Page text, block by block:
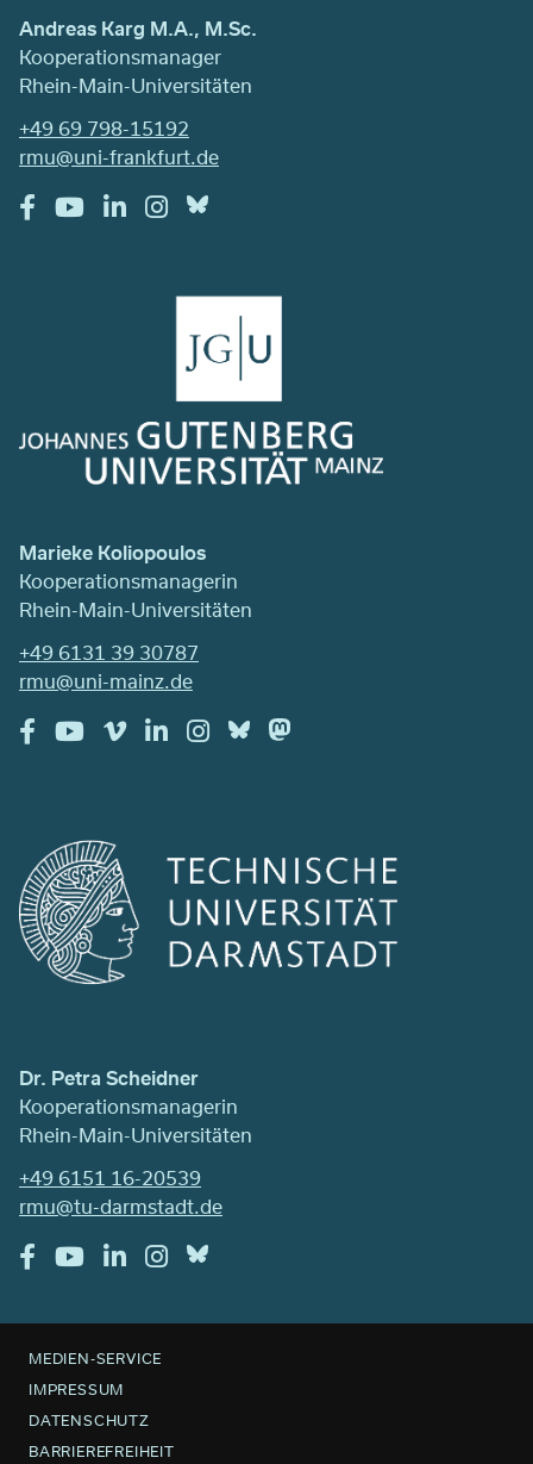
Andreas Karg M.A., M.Sc.
Kooperationsmanager
Rhein-Main-Universitäten
+49 69 798-15192
rmu@uni-frankfurt.de
Marieke Koliopoulos
Kooperationsmanagerin
Rhein-Main-Universitäten
+49 6131 39 30787
rmu@uni-mainz.de
Dr. Petra Scheidner
Kooperationsmanagerin
Rhein-Main-Universitäten
+49 6151 16-20539
rmu@tu-darmstadt.de
MEDIEN-SERVICE
IMPRESSUM
DATENSCHUTZ
BARRIEREFREIHEIT